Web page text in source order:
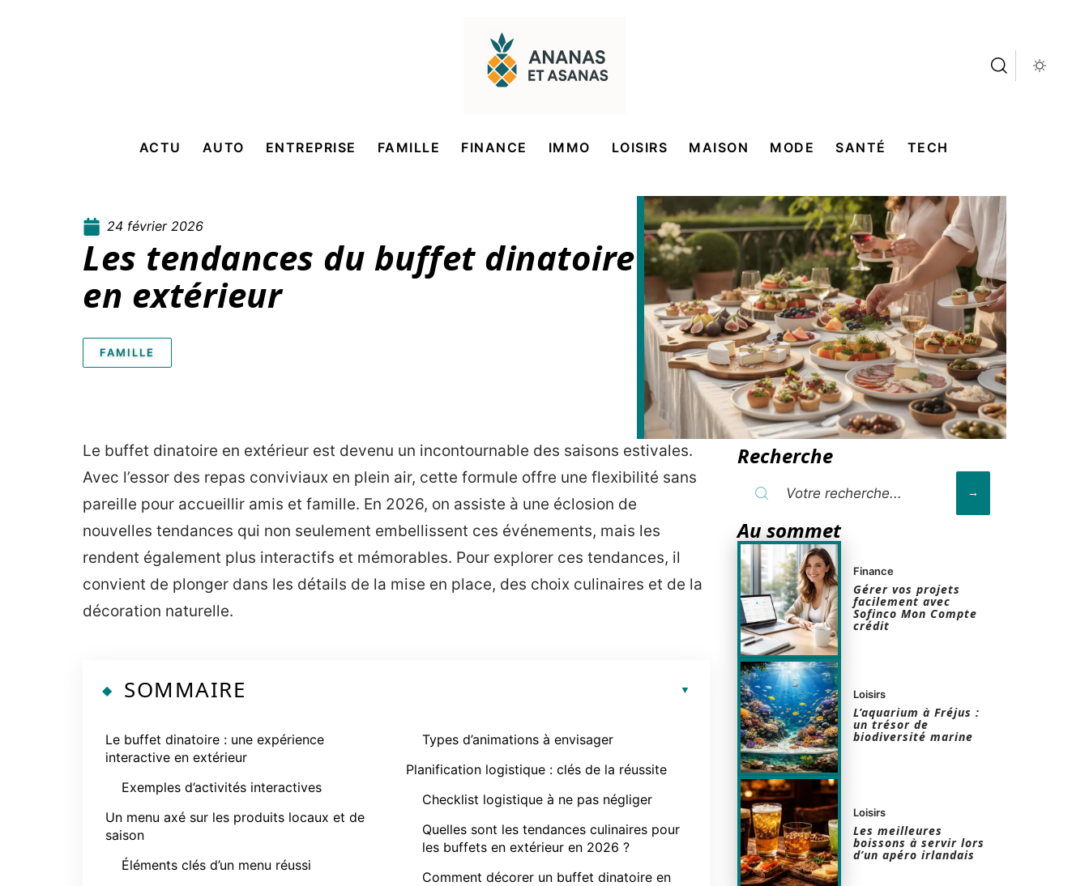
ACTU AUTO ENTREPRISE FAMILLE FINANCE IMMO LOISIRS MAISON MODE SANTÉ TECH
24 février 2026
Les tendances du buffet dinatoire
en extérieur
FAMILLE
Le buffet dinatoire en extérieur est devenu un incontournable des saisons estivales.
Avec l’essor des repas conviviaux en plein air, cette formule offre une flexibilité sans
pareille pour accueillir amis et famille. En 2026, on assiste à une éclosion de
nouvelles tendances qui non seulement embellissent ces événements, mais les
rendent également plus interactifs et mémorables. Pour explorer ces tendances, il
convient de plonger dans les détails de la mise en place, des choix culinaires et de la
décoration naturelle.
SOMMAIRE
Le buffet dinatoire : une expérience
interactive en extérieur
Exemples d’activités interactives
Un menu axé sur les produits locaux et de
saison
Éléments clés d’un menu réussi
Types d’animations à envisager
Planification logistique : clés de la réussite
Checklist logistique à ne pas négliger
Quelles sont les tendances culinaires pour
les buffets en extérieur en 2026 ?
Comment décorer un buffet dinatoire en
Recherche
Au sommet
Finance
Gérer vos projets
facilement avec
Sofinco Mon Compte
crédit
Loisirs
L’aquarium à Fréjus :
un trésor de
biodiversité marine
Loisirs
Les meilleures
boissons à servir lors
d’un apéro irlandais